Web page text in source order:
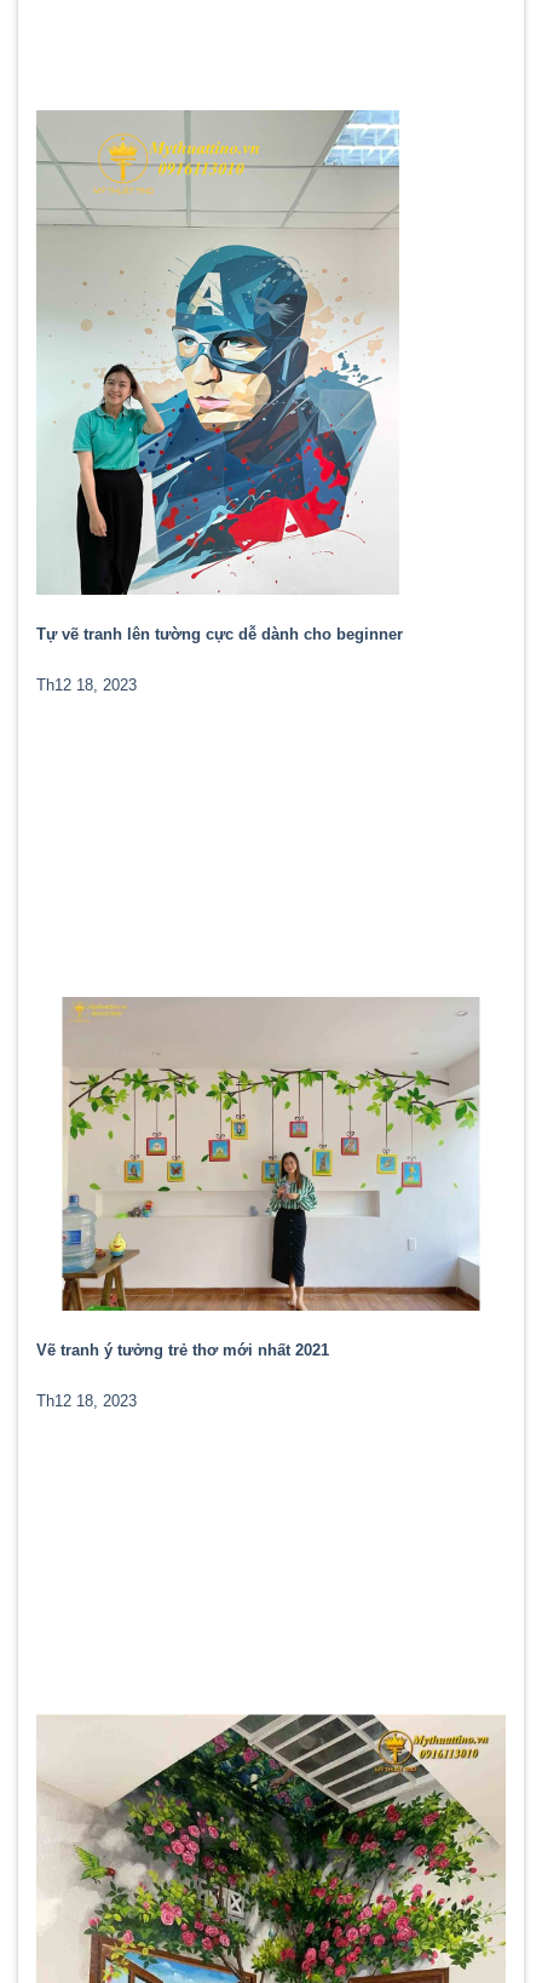
Tự vẽ tranh lên tường cực dễ dành cho beginner
Th12 18, 2023
Vẽ tranh ý tưởng trẻ thơ mới nhất 2021
Th12 18, 2023